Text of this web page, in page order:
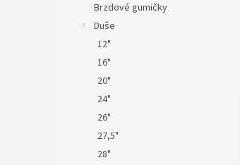
Brzdové gumičky
Duše
12"
16"
20"
24"
26"
27,5"
28"